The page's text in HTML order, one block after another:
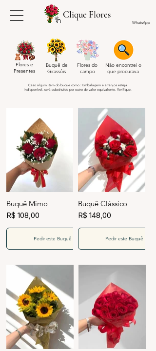
Clique Flores
WhatsApp
Flores e
Presentes
Buquê de
Girassóis
Flores do
campo
Não encontrei o
que procurava
Caso algum item do buque como : Embalagem e arranjos esteja
indisponível, será substituído por outro de valor equivalente. Verifique.
Buquê Mimo
R$ 108,00
Pedir este Buquê
Buquê Clássico
R$ 148,00
Pedir este Buquê